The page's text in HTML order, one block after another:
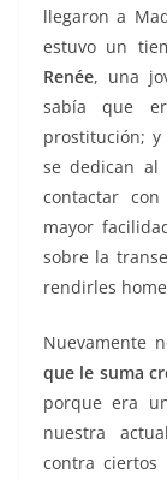
llegaron a
estuvo un
Renée, una
sabía que
prostitución; y
se dedican al
contactar
mayor
sobre la
rendirles
Nuevamente
que le suma
porque era
nuestra
contra ciertos